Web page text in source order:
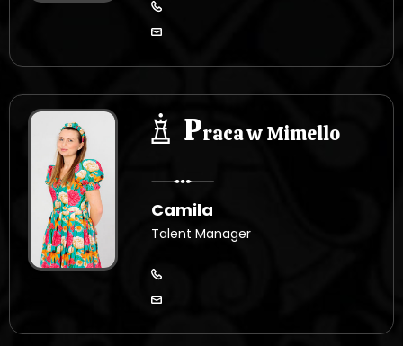
Praca w Mimello
Camila
Talent Manager